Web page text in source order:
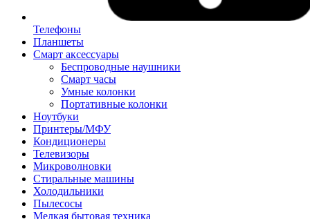
Телефоны
Планшеты
Смарт аксессуары
Беспроводные наушники
Смарт часы
Умные колонки
Портативные колонки
Ноутбуки
Принтеры/МФУ
Кондиционеры
Телевизоры
Микроволновки
Стиральные машины
Холодильники
Пылесосы
Мелкая бытовая техника